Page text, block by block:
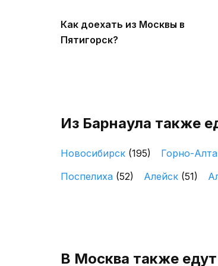
Как доехать из Москвы в
Пятигорск?
Из Барнаула также
Новосибирск (195) Горно-
Поспелиха (52) Алейск (51)
В Москва также едут